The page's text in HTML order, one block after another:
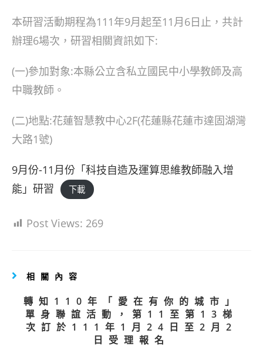
本研習活動期程為111年9月起至11月6日止，共計
辦理6場次，研習相關資訊如下:
(一)參加對象:本縣公立含私立國民中小學教師及高
中職教師。
(二)地點:花蓮智慧教中心2F(花蓮縣花蓮市達固湖灣
大路1號)
9月份-11月份「科技自造及運算思維教師融入增
能」研習
下載
Post Views: 269
相關內容
轉知110年「愛在有你的城市」
單身聯誼活動，第11至第13梯
次訂於111年1月24日至2月2
日受理報名